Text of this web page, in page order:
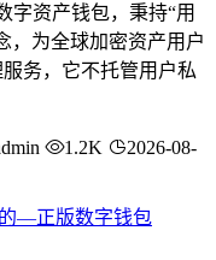
字资产钱包，秉持“用
，为全球加密资产用户
务，它不托管用户私
1.2K
2026-08-